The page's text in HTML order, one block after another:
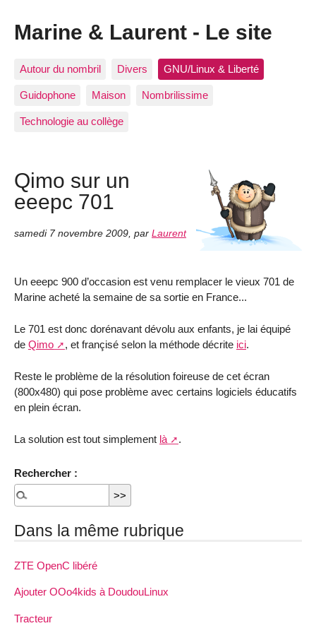
Marine & Laurent - Le site
Autour du nombril Divers GNU/Linux & Liberté
Guidophone Maison Nombrilissime
Technologie au collège
Qimo sur un
eeepc 701
samedi 7 novembre 2009 par Laurent
Un eeepc 900 d’occasion est venu remplacer le vieux 701 de
Marine acheté la semaine de sa sortie en France...
Le 701 est donc dorénavant dévolu aux enfants, je lai équipé
de Qimo , et françisé selon la méthode décrite ici.
Reste le problème de la résolution foireuse de cet écran
(800x480) qui pose problème avec certains logiciels éducatifs
en plein écran.
La solution est tout simplement là .
Rechercher :
Dans la même rubrique
ZTE OpenC libéré
Ajouter OOo4kids à DoudouLinux
Tracteur